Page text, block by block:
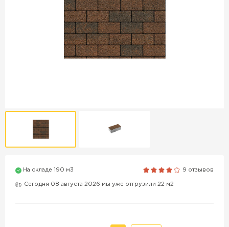
На складе 190 м3 9 отзывов
Сегодня 08 августа 2026 мы уже отгрузили 22 м2
Продажа бордюров в
Краснодаре
ПЕРЕЙТИ
ПОКАЗАТЬ БОЛЬШЕ
ВСЕ ПРОИЗВОДИТЕЛИ